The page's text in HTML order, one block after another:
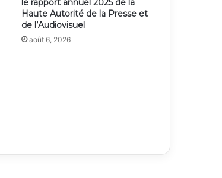
le rapport annuel 2025 de la
Haute Autorité de la Presse et
de l’Audiovisuel
août 6, 2026